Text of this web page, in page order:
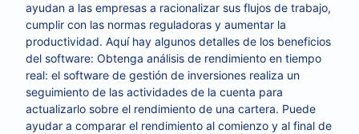
ayudan a las empresas a racionalizar sus flujos de trabajo,
cumplir con las normas reguladoras y aumentar la
productividad. Aquí hay algunos detalles de los beneficios
del software: Obtenga análisis de rendimiento en tiempo
real: el software de gestión de inversiones realiza un
seguimiento de las actividades de la cuenta para
actualizarlo sobre el rendimiento de una cartera. Puede
ayudar a comparar el rendimiento al comienzo y al final de